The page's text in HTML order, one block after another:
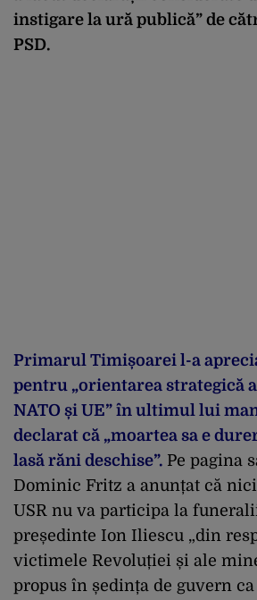
instigare la ură publică” de
PSD.
Primarul Timișoarei l-a
pentru „orientarea strategică
NATO și UE” în ultimul lui
declarat că „moartea sa e
lasă răni deschise”. Pe pagina
Dominic Fritz a anunțat că
USR nu va participa la
președinte Ion Iliescu „din
victimele Revoluției și ale
propus în ședința de guvern ca